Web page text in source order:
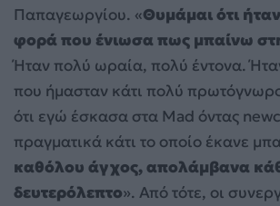
Παπαγεωργίου. «Θυμάμαι ότι
φορά που ένιωσα πως μπαίνω
Ήταν πολύ ωραία, πολύ έντονα.
που ήμασταν κάτι πολύ
ότι εγώ έσκασα στα Mad όντας
πραγματικά κάτι το οποίο έκανε
καθόλου άγχος, απολάμβανα
δευτερόλεπτο». Από τότε, οι